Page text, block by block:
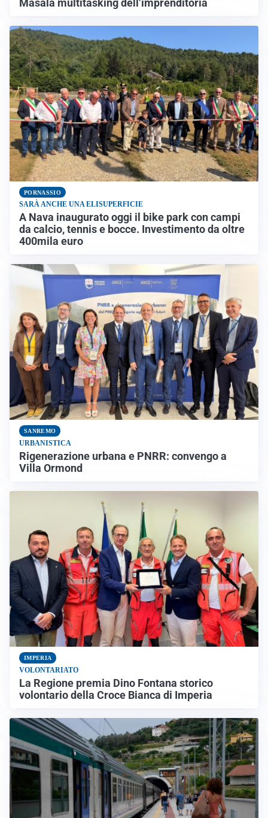
Masala multitasking dell’imprenditoria
PORNASSIO
SARÀ ANCHE UNA ELISUPERFICIE
A Nava inaugurato oggi il bike park con campi
da calcio, tennis e bocce. Investimento da oltre
400mila euro
SANREMO
URBANISTICA
Rigenerazione urbana e PNRR: convengo a
Villa Ormond
IMPERIA
VOLONTARIATO
La Regione premia Dino Fontana storico
volontario della Croce Bianca di Imperia